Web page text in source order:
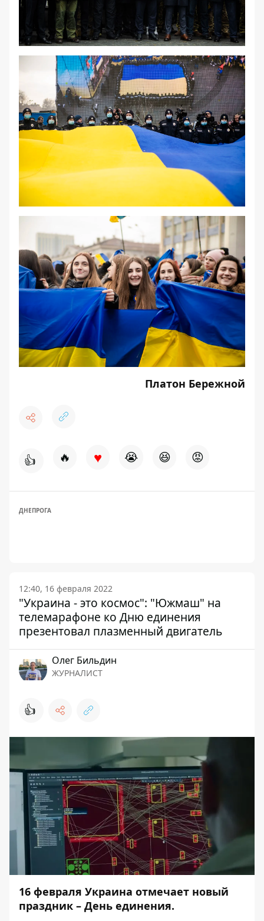
Платон Бережной
👍 🔥 ♥ 😭 😆 😡
ДНЕПРОГА
12:40, 16 февраля 2022
"Украина - это космос": "Южмаш" на
телемарафоне ко Дню единения
презентовал плазменный двигатель
Олег Бильдин
ЖУРНАЛИСТ
👍
16 февраля Украина отмечает новый
праздник – День единения.